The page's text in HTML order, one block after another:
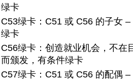
绿卡
C53绿卡： C51 或 C56 的子女
绿卡
C56绿卡： 创造就业机会，不在
而颁发，有条件绿卡
C57绿卡： C51 或 C56 的配偶